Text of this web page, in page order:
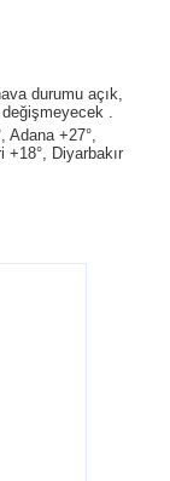
durumu açık,
.
Adana +27°,
+18°, Diyarbakır